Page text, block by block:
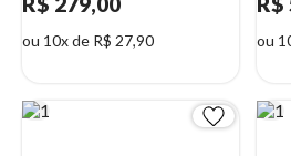
ou 10x de R$ 27,90 ou